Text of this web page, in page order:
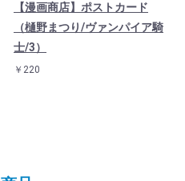
【漫画商店】ポストカード
（樋野まつり/ヴァンパイア騎
士/3）
￥220